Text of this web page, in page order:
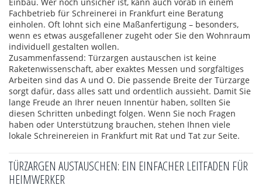
Fachbetrieb für Schreinerei in Frankfurt eine Beratung
einholen. Oft lohnt sich eine Maßanfertigung – besonders,
wenn es etwas ausgefallener zugeht oder Sie den Wohnraum
individuell gestalten wollen.
Zusammenfassend: Türzargen austauschen ist keine
Raketenwissenschaft, aber exaktes Messen und sorgfältiges
Arbeiten sind das A und O. Die passende Breite der Türzarge
sorgt dafür, dass alles satt und ordentlich aussieht. Damit Sie
lange Freude an Ihrer neuen Innentür haben, sollten Sie
diesen Schritten unbedingt folgen. Wenn Sie noch Fragen
haben oder Unterstützung brauchen, stehen Ihnen viele
lokale Schreinereien in Frankfurt mit Rat und Tat zur Seite.
TÜRZARGEN AUSTAUSCHEN: EIN EINFACHER LEITFADEN FÜR
HEIMWERKER